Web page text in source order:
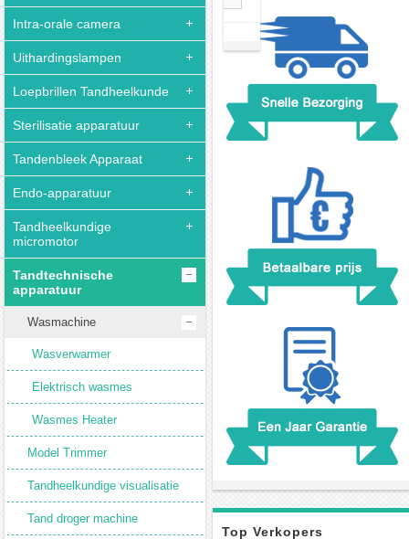
Intra-orale camera
Uithardingslampen
Loepbrillen Tandheelkunde
Sterilisatie apparatuur
Tandenbleek Apparaat
Endo-apparatuur
Tandheelkundige
micromotor
Tandtechnische
apparatuur
Wasmachine
Wasverwarmer
Elektrisch wasmes
Wasmes Heater
Model Trimmer
Tandheelkundige visualisatie
Tand droger machine
Top Verkopers